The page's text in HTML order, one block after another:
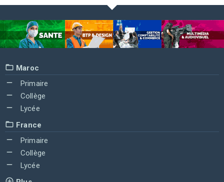
Maroc
Primaire
Collège
Lycée
France
Primaire
Collège
Lycée